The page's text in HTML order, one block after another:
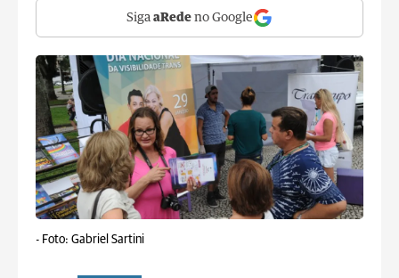
Siga aRede no Google
- Foto: Gabriel Sartini